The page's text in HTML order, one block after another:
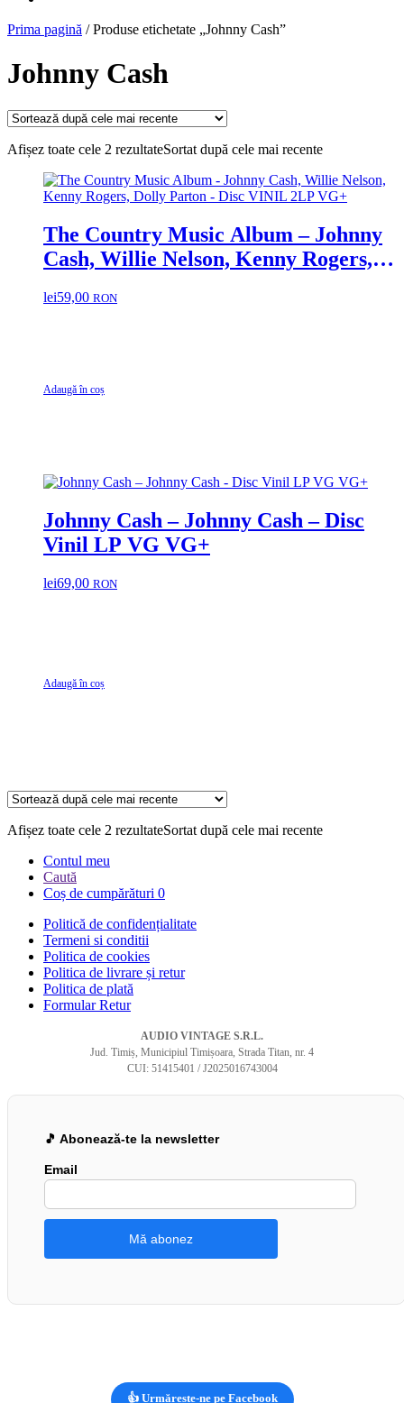
Prima pagină /Produse etichetate „Johnny Cash”
Johnny Cash
Afișez toate cele 2 rezultateSortat după cele mai recente
The Country Music Album – Johnny
Cash, Willie Nelson, Kenny Rogers,
lei59,00 RON
Adaugă în coș
Johnny Cash – Johnny Cash – Disc
Vinil LP VG VG+
lei69,00 RON
Adaugă în coș
Afișez toate cele 2 rezultateSortat după cele mai recente
Contul meu
Caută
Coș de cumpărături 0
Politică de confidențialitate
Termeni si conditii
Politica de cookies
Politica de livrare și retur
Politica de plată
Formular Retur
AUDIO VINTAGE S.R.L.
Jud. Timiș, Municipiul Timișoara, Strada Titan, nr. 4
CUI: 51415401 / J2025016743004
🎵 Abonează-te la newsletter
Email
👍 Urmărește-ne pe Facebook